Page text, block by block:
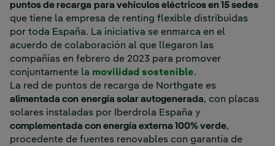
puntos de recarga para vehículos eléctricos en 15 sedes
que tiene la empresa de renting flexible distribuidas
por toda España. La iniciativa se enmarca en el
acuerdo de colaboración al que llegaron las
compañías en febrero de 2023 para promover
conjuntamente la movilidad sostenible.
La red de puntos de recarga de Northgate es
alimentada con energía solar autogenerada, con placas
solares instaladas por Iberdrola España y
complementada con energía externa 100% verde,
procedente de fuentes renovables con garantía de